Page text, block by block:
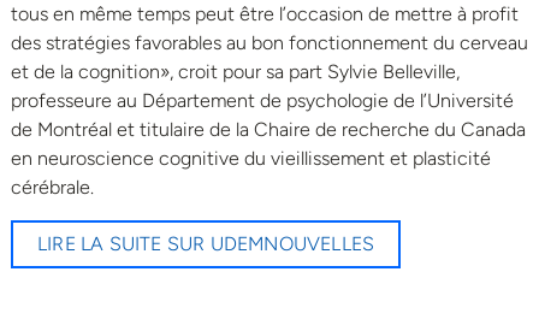
tous en même temps peut être l’occasion de mettre à profit
des stratégies favorables au bon fonctionnement du cerveau
et de la cognition», croit pour sa part Sylvie Belleville,
professeure au Département de psychologie de l’Université
de Montréal et titulaire de la Chaire de recherche du Canada
en neuroscience cognitive du vieillissement et plasticité
cérébrale.
LIRE LA SUITE SUR UDEMNOUVELLES